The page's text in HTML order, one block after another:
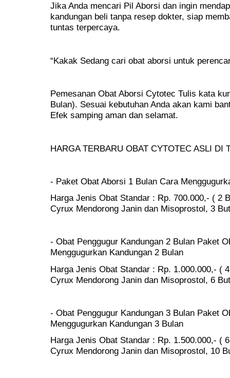
Jika Anda mencari Pil Aborsi dan ingin
kandungan beli tanpa resep dokter, siap
tuntas terpercaya.
“Kakak Sedang cari obat aborsi untuk
Pemesanan Obat Aborsi Cytotec Tulis kata
Bulan). Sesuai kebutuhan Anda akan kami
Efek samping aman dan selamat.
HARGA TERBARU OBAT CYTOTEC ASLI DI
- Paket Obat Aborsi 1 Bulan Cara
Harga Jenis Obat Standar : Rp. 700.000,- ( 2
Cyrux Mendorong Janin dan Misoprostol, 3
- Obat Penggugur Kandungan 2 Bulan Paket
Menggugurkan Kandungan 2 Bulan
Harga Jenis Obat Standar : Rp. 1.000.000,- (
Cyrux Mendorong Janin dan Misoprostol, 6
- Obat Penggugur Kandungan 3 Bulan Paket
Menggugurkan Kandungan 3 Bulan
Harga Jenis Obat Standar : Rp. 1.500.000,- (
Cyrux Mendorong Janin dan Misoprostol, 10